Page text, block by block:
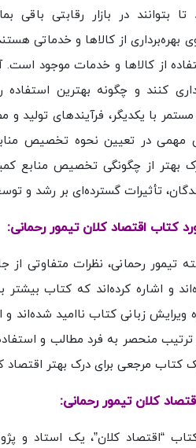
بتوانند در بازار رقابتی باقی
از کالاها و خدماتی
از کالاها و خدمات موجود
کنند و چگونه بهترین
با یکدیگر، فرآیندهای تولید
در تعیین نحوه تخصیص
بهتر از چگونگی تخصیص منابع
تأثیرات گسترده‌ای بر رشد و
کتاب اقتصاد کلان تیمور رحمانی:
تیمور رحمانی، نظرات متفاوتی
و اشاره کرده‌اند که کتاب
ویرایش زبانی کتاب ناامید
منحصر به فرد مطالب و
کتاب مرجعی برای درک بهتر
کلان تیمور رحمانی:
“اقتصاد کلان”، یک استاد و